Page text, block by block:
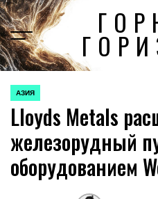
Перейти
к
содержимому
ОПУБЛИКОВАНО
В
АЗИЯ
Lloyds Metals
железорудный
оборудованием